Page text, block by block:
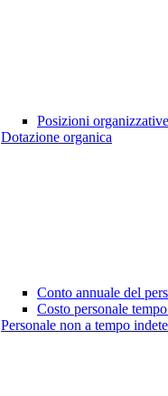
Posizioni organizzative
Dotazione organica
Conto annuale del
Costo personale
Personale non a tempo